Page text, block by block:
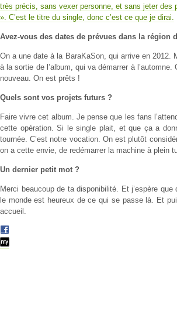
très précis, sans vexer personne, et sans jeter des
». C’est le titre du single, donc c’est ce que je dirai.
Avez-vous des dates de prévues dans la région
On a une date à la BaraKaSon, qui arrive en 2012.
à la sortie de l’album, qui va démarrer à
nouveau. On est prêts !
Quels sont vos projets futurs ?
Faire vivre cet album. Je pense que les fans
cette opération. Si le single plait, et que ça a
tournée. C’est notre vocation. On est plutôt
on a cette envie, de redémarrer la machine à plein
Un dernier petit mot ?
Merci beaucoup de ta disponibilité. Et j’espère
le monde est heureux de ce qui se passe là. Et
accueil.